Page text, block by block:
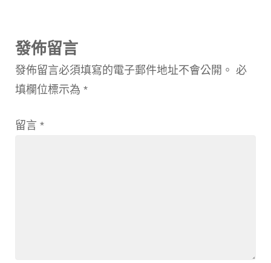
發佈留言
發佈留言必須填寫的電子郵件地址不會公開。 必
填欄位標示為 *
留言 *